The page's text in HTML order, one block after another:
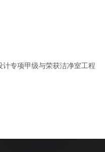
专项甲级与荣获洁净室工程